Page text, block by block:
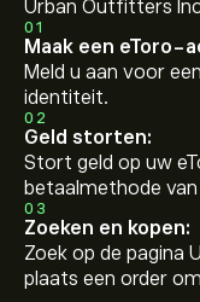
Urban Outfitters
01
Maak een eToro-
Meld u aan voor
identiteit.
02
Geld storten:
Stort geld op uw
betaalmethode
03
Zoeken en kopen:
Zoek op de pagina
plaats een order